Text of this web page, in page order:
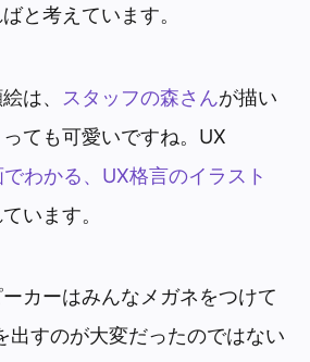
と考えています。
は、 スタッフの森さんが描い
ても可愛いですね。UX
わかる、UX格言のイラスト
います。
カーはみんなメガネをつけて
出すのが大変だったのではない